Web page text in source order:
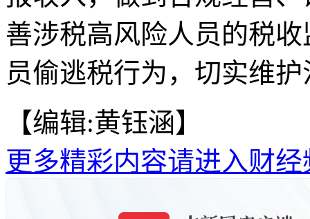
善涉税高风险人员的税
员偷逃税行为，切实维
【编辑:黄钰涵】
更多精彩内容请进入财经